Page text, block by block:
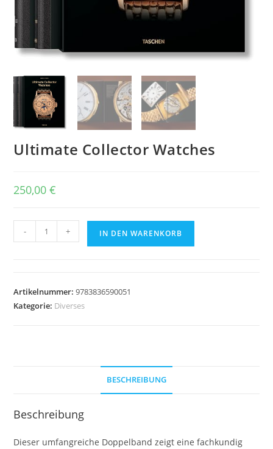
Ultimate Collector Watches
250,00€
Ultimate
Collector
- + IN DEN WARENKORB
Artikelnummer:9783836590051
Kategorie: Diverses
BESCHREIBUNG
Beschreibung
Dieser umfangreiche Doppelband zeigt eine fachkundig